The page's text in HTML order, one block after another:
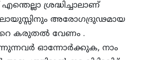
ശ്രദ്ധിച്ചാലാണ്‌
അരോഗദ്രുഢമായ
കരുതല്‍ വേണം .
ഓന്നോര്‍ക്കുക, നാം